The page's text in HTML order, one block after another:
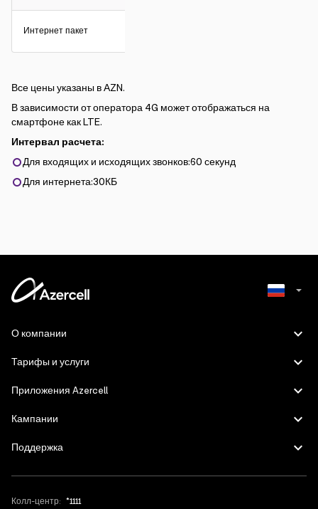
Интернет пакет
Все цены указаны в АZN.
В зависимости от оператора 4G может отображаться на
смартфоне как LTE.
Интервал расчета:
Для входящих и исходящих звонков:60 секунд
Для интернета:30КБ
О компании
Тарифы и услуги
Приложения Azercell
Кампании
Поддержка
Колл-центр: *1111